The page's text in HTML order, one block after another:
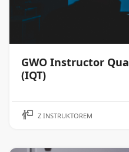
GWO Instructor
(IQT)WIĘCEJ
Z INSTRUKTOREM